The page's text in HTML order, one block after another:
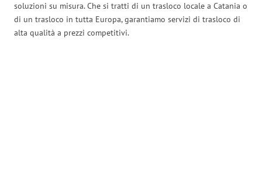
soluzioni su misura. Che si tratti di un trasloco locale a Catania o
di un trasloco in tutta Europa, garantiamo servizi di trasloco di
alta qualità a prezzi competitivi.